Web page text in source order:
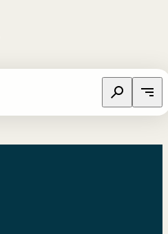
Zoeken op